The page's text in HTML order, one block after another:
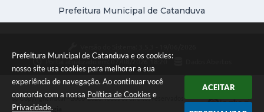
Prefeitura Municipal de Catanduva e os cookies:
nosso site usa cookies para melhorar a sua
experiência de navegação. Ao continuar você
concorda com a nossa Política de Cookies e
Privacidade.
ACEITAR
Prefeitura Municipal de Catanduva
Portal atualizado em:
Copyright Instar - 2006-2026. Todos os direitos reservados -
Instar Tecnologia